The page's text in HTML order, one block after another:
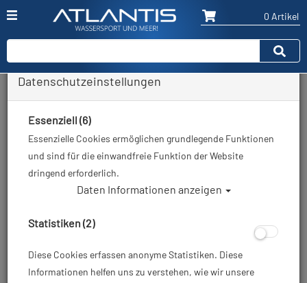
0 Artikel
Zurück
Datenschutzeinstellungen
Essenziell (6)
Essenzielle Cookies ermöglichen grundlegende Funktionen
und sind für die einwandfreie Funktion der Website
dringend erforderlich.
Daten Informationen anzeigen
Statistiken (2)
Diese Cookies erfassen anonyme Statistiken. Diese
Informationen helfen uns zu verstehen, wie wir unsere